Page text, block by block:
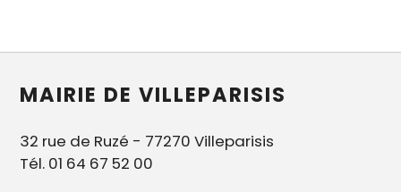
MAIRIE DE VILLEPARISIS
32 rue de Ruzé - 77270 Villeparisis
Tél. 01 64 67 52 00